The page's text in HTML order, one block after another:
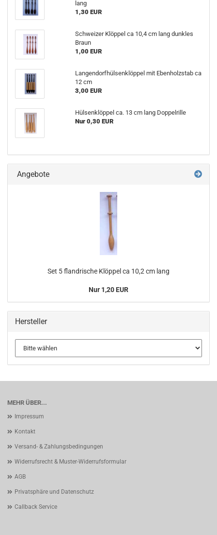
lang
1,30 EUR
Schweizer Klöppel ca 10,4 cm lang dunkles
Braun
1,00 EUR
Langendorfhülsenklöppel mit Ebenholzstab ca
12 cm
3,00 EUR
Hülsenklöppel ca. 13 cm lang Doppelrille
Nur 0,30 EUR
Angebote
Set 5 flandrische Klöppel ca 10,2 cm lang
Nur 1,20 EUR
Hersteller
MEHR ÜBER...
Impressum
Kontakt
Versand- & Zahlungsbedingungen
Widerrufsrecht & Muster-Widerrufsformular
AGB
Privatsphäre und Datenschutz
Callback Service